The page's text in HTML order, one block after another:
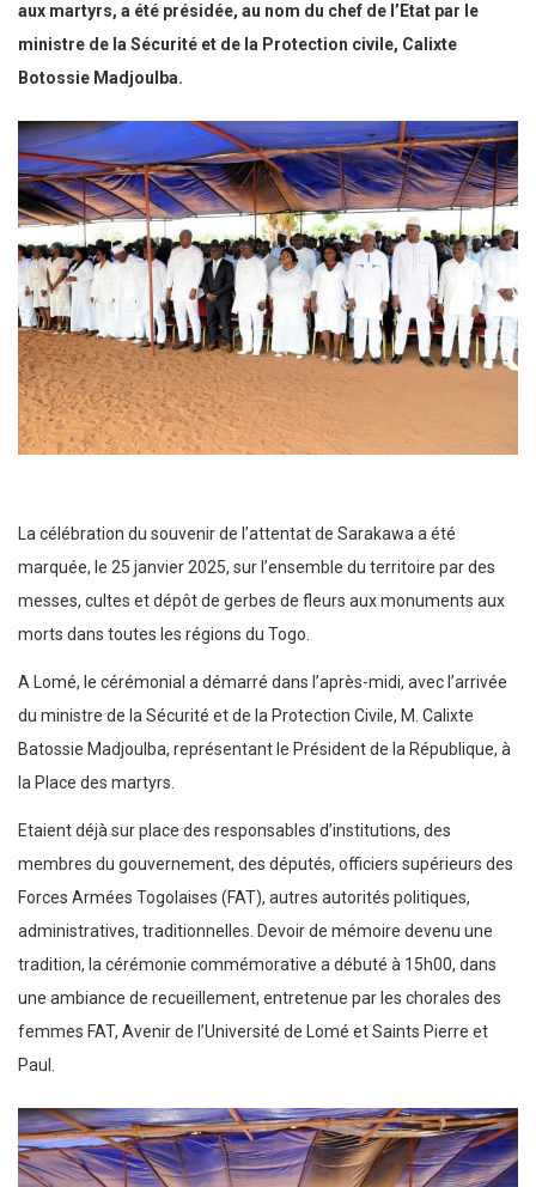
aux martyrs, a été présidée, au nom du chef de l’Etat par le
ministre de la Sécurité et de la Protection civile, Calixte
Botossie Madjoulba.
La célébration du souvenir de l’attentat de Sarakawa a été
marquée, le 25 janvier 2025, sur l’ensemble du territoire par des
messes, cultes et dépôt de gerbes de fleurs aux monuments aux
morts dans toutes les régions du Togo.
A Lomé, le cérémonial a démarré dans l’après-midi, avec l’arrivée
du ministre de la Sécurité et de la Protection Civile, M. Calixte
Batossie Madjoulba, représentant le Président de la République, à
la Place des martyrs.
Etaient déjà sur place des responsables d’institutions, des
membres du gouvernement, des députés, officiers supérieurs des
Forces Armées Togolaises (FAT), autres autorités politiques,
administratives, traditionnelles. Devoir de mémoire devenu une
tradition, la cérémonie commémorative a débuté à 15h00, dans
une ambiance de recueillement, entretenue par les chorales des
femmes FAT, Avenir de l’Université de Lomé et Saints Pierre et
Paul.